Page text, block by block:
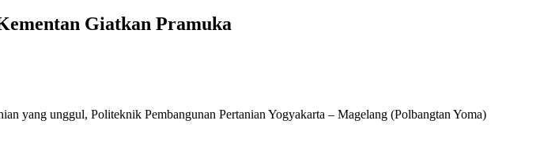
Giatkan Pramuka
yang unggul, Politeknik Pembangunan Pertanian Yogyakarta – Magelang (Polbangtan Yoma)